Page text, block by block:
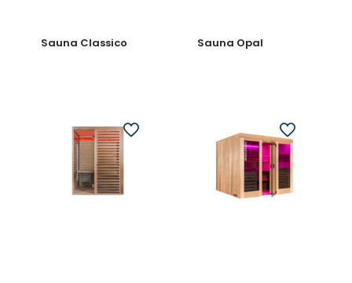
Sauna Classico Sauna Opal